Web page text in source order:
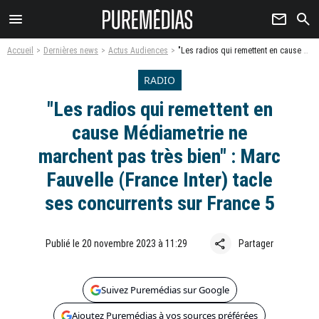
menu newsletter search
Accueil Dernières news Actus Audiences "Les radios qui remettent en cause Médiametrie ne marchent pas très bien" : Marc Fauvelle (France Inter) tacle ses concurrents sur France 5
RADIO
"Les radios qui remettent en
cause Médiametrie ne
marchent pas très bien" : Marc
Fauvelle (France Inter) tacle
ses concurrents sur France 5
Publié le 20 novembre 2023 à 11:29 share Partager
Suivez Puremédias sur Google
Ajoutez Puremédias à vos sources préférées